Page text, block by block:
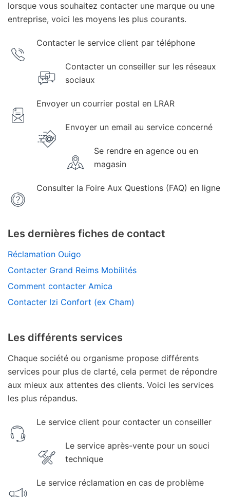
lorsque vous souhaitez contacter une marque ou une
entreprise, voici les moyens les plus courants.
Contacter le service client par téléphone
Contacter un conseiller sur les réseaux
sociaux
Envoyer un courrier postal en LRAR
Envoyer un email au service concerné
Se rendre en agence ou en
magasin
Consulter la Foire Aux Questions (FAQ) en ligne
Les dernières fiches de contact
Réclamation Ouigo
Contacter Grand Reims Mobilités
Comment contacter Amica
Contacter Izi Confort (ex Cham)
Les différents services
Chaque société ou organisme propose différents
services pour plus de clarté, cela permet de répondre
aux mieux aux attentes des clients. Voici les services
les plus répandus.
Le service client pour contacter un conseiller
Le service après-vente pour un souci
technique
Le service réclamation en cas de problème